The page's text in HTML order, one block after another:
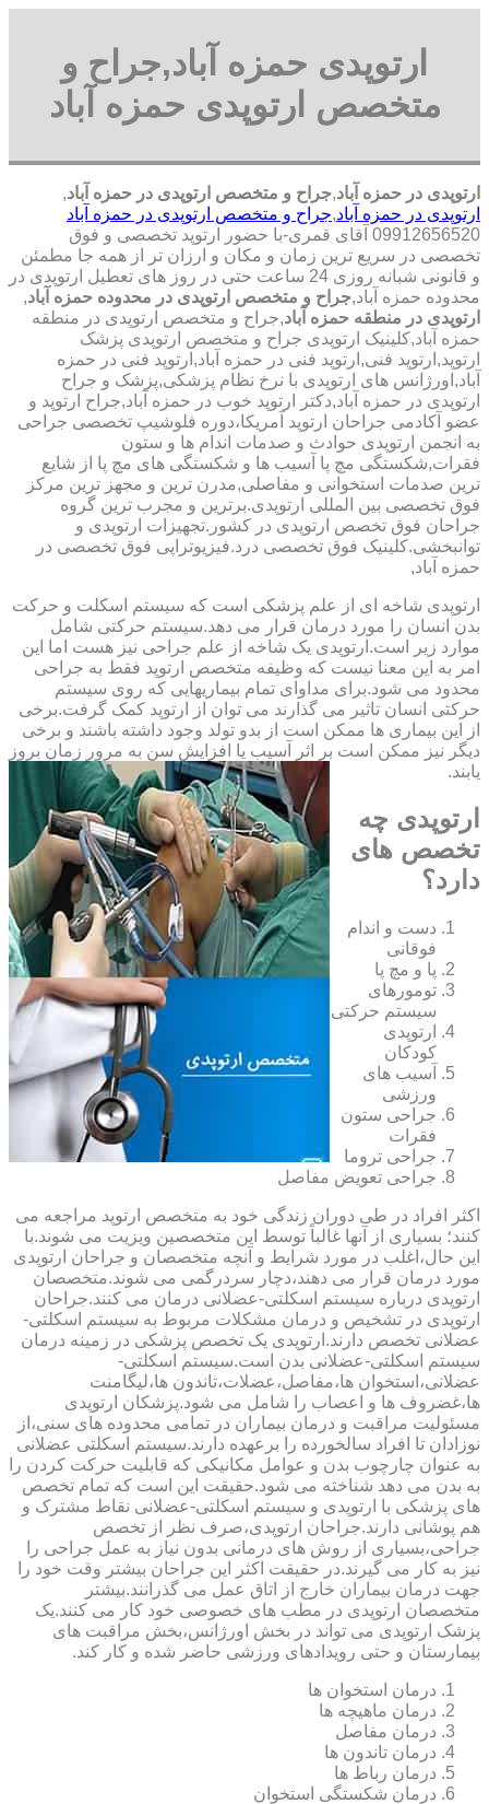
ارتوپدی حمزه آباد,جراح و
متخصص ارتوپدی حمزه آباد
ارتوپدی در حمزه آباد,جراح و متخصص ارتوپدی در حمزه آباد,
ارتوپدی در حمزه آباد,جراح و متخصص ارتوپدی در حمزه آباد
09912656520 آقای قمری-با حضور ارتوپد تخصصی و فوق
تخصصی در سریع ترین زمان و مکان و ارزان تر از همه جا مطمئن
و قانونی شبانه روزی 24 ساعت حتی در روز های تعطیل ارتوپدی در
محدوده حمزه آباد,جراح و متخصص ارتوپدی در محدوده حمزه آباد,
ارتوپدی در منطقه حمزه آباد,جراح و متخصص ارتوپدی در منطقه
حمزه آباد,کلینیک ارتوپدی جراح و متخصص ارتوپدی پزشک
ارتوپد,ارتوپد فنی,ارتوپد فنی در حمزه آباد,ارتوپد فنی در حمزه
آباد,اورژانس های ارتوپدی با نرخ نظام پزشکی,پزشک و جراح
ارتوپدی در حمزه آباد,دکتر ارتوپد خوب در حمزه آباد,جراح ارتوپد و
عضو آکادمی جراحان ارتوپد آمریکا،دوره فلوشیپ تخصصی جراحی
به انجمن ارتوپدی حوادث و صدمات اندام ها و ستون
فقرات,شکستگی مچ پا آسیب ها و شکستگی های مچ پا از شایع
ترین صدمات استخوانی و مفاصلی,مدرن ترین و مجهز ترین مرکز
فوق تخصصی بین المللی ارتوپدی.برترین ‏و ‏مجرب ‏ترین ‏گروه
‏جراحان ‏فوق ‏تخصص ‏ارتوپدی ‏در ‏کشور.تجهیزات ارتوپدی و
توانبخشی.کلینیک فوق تخصصی درد.فیزیوتراپی فوق تخصصی در
حمزه آباد,
ارتوپدی شاخه ای از علم پزشکی است که سیستم اسکلت و حرکت
بدن انسان را مورد درمان قرار می دهد.سیستم حرکتی شامل
موارد زیر است.ارتوپدی یک شاخه از علم جراحی نیز هست اما این
امر به این معنا نیست که وظیفه متخصص ارتوپد فقط به جراحی
محدود می شود.برای مداوای تمام بیماریهایی که روی سیستم
حرکتی انسان تاثیر می گذارند می توان از ارتوپد کمک گرفت.برخی
از این بیماری ها ممکن است از بدو تولد وجود داشته باشند و برخی
دیگر نیز ممکن است بر اثر آسیب یا افزایش سن به مرور زمان بروز
یابند.
ارتوپدی چه
تخصص های
دارد؟
دست و اندام
فوقانی
پا و مچ پا
تومورهای
سیستم حرکتی
ارتوپدی
کودکان
آسیب های
ورزشی
جراحی ستون
فقرات
جراحی تروما
جراحی تعویض مفاصل
اکثر افراد در طی دوران زندگی خود به متخصص ارتوپد مراجعه می
کنند؛ بسیاری از آنها غالباً توسط این متخصصین ویزیت می شوند.با
این حال،اغلب در مورد شرایط و آنچه متخصصان و جراحان ارتوپدی
مورد درمان قرار می دهند،دچار سردرگمی می شوند.متخصصان
ارتوپدی درباره سیستم اسکلتی-عضلانی درمان می کنند.جراحان
ارتوپدی در تشخیص و درمان مشکلات مربوط به سیستم اسکلتی-
عضلانی تخصص دارند.ارتوپدی یک تخصص پزشکی در زمینه درمان
سیستم اسکلتی-عضلانی بدن است.سیستم اسکلتی-
عضلانی،استخوان ها،مفاصل،عضلات،تاندون ها،لیگامنت
ها،غضروف ها و اعصاب را شامل می شود.پزشکان ارتوپدی
مسئولیت مراقبت و درمان بیماران در تمامی محدوده های سنی،از
نوزادان تا افراد سالخورده را برعهده دارند.سیستم اسکلتی عضلانی
به عنوان چارچوب بدن و عوامل مکانیکی که قابلیت حرکت کردن را
به بدن می دهد شناخته می شود.حقیقت این است که تمام تخصص
های پزشکی با ارتوپدی و سیستم اسکلتی-عضلانی نقاط مشترک و
هم پوشانی دارند.جراحان ارتوپدی،صرف نظر از تخصص
جراحی،بسیاری از روش های درمانی بدون نیاز به عمل جراحی را
نیز به کار می گیرند.در حقیقت اکثر این جراحان بیشتر وقت خود را
جهت درمان بیماران خارج از اتاق عمل می گذرانند.بیشتر
متخصصان ارتوپدی در مطب های خصوصی خود کار می کنند.یک
پزشک ارتوپدی می تواند در بخش اورژانس،بخش مراقبت های
بیمارستان و حتی رویدادهای ورزشی حاضر شده و کار کند.
درمان استخوان ها
درمان ماهیچه ها
درمان مفاصل
درمان تاندون ها
درمان رباط ها
درمان شکستگی استخوان